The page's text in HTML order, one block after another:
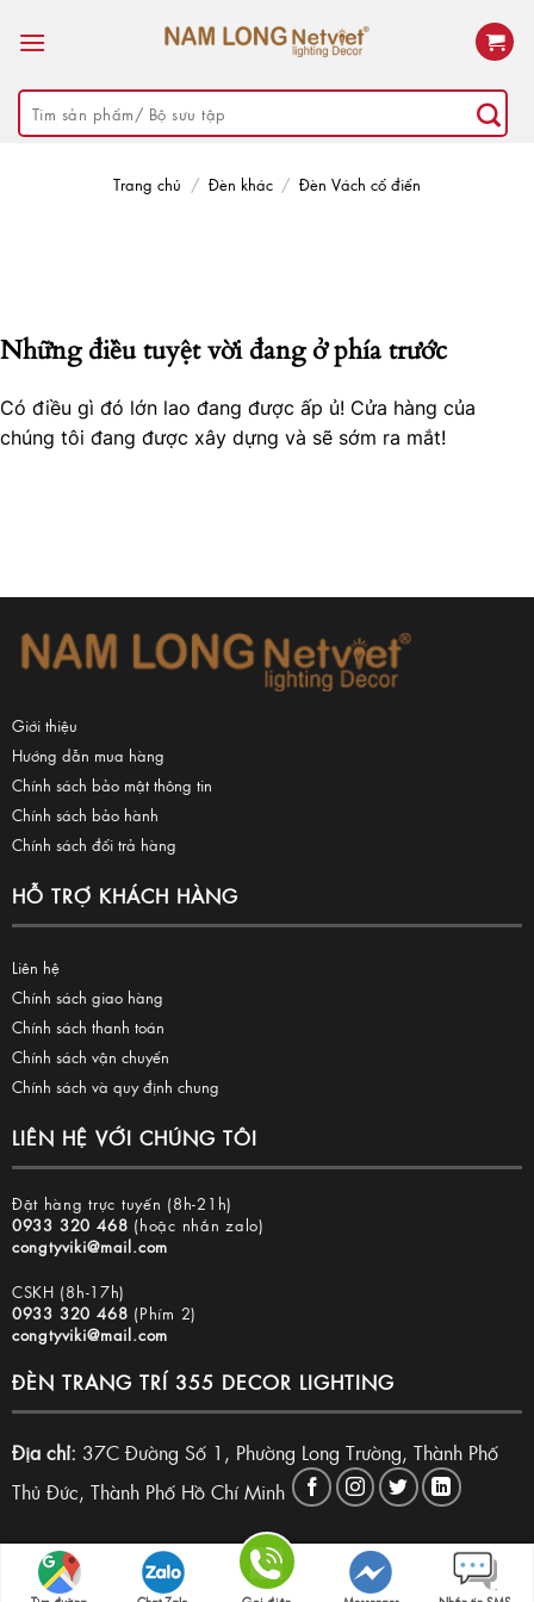
Tìm
kiếm:
Trang chủ / Đèn khác / Đèn Vách cổ điển
Những điều tuyệt vời đang ở phía trước
Có điều gì đó lớn lao đang được ấp ủ! Cửa hàng của
chúng tôi đang được xây dựng và sẽ sớm ra mắt!
Giới thiệu
Hướng dẫn mua hàng
Chính sách bảo mật thông tin
Chính sách bảo hành
Chính sách đổi trả hàng
HỖ TRỢ KHÁCH HÀNG
Liên hệ
Chính sách giao hàng
Chính sách thanh toán
Chính sách vận chuyển
Chính sách và quy định chung
LIÊN HỆ VỚI CHÚNG TÔI
Đặt hàng trực tuyến (8h-21h)
0933 320 468 (hoặc nhắn zalo)
congtyviki@mail.com
CSKH (8h-17h)
0933 320 468 (Phím 2)
congtyviki@mail.com
ĐÈN TRANG TRÍ 355 DECOR LIGHTING
Địa chỉ: 37C Đường Số 1, Phường Long Trường, Thành Phố
Thủ Đức, Thành Phố Hồ Chí Minh
Copyright 2026 © Đèn trang trí 355 Decor